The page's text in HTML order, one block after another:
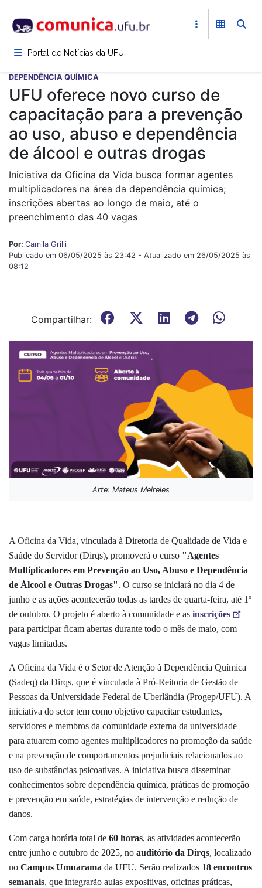
para
conteúdoPortal de Notícias da UFU
DEPENDÊNCIA QUÍMICA
UFU oferece novo curso de
capacitação para a prevenção
ao uso, abuso e dependência
de álcool e outras drogas
Iniciativa da Oficina da Vida busca formar agentes
multiplicadores na área da dependência química;
inscrições abertas ao longo de maio, até o
preenchimento das 40 vagas
Por: Camila Grilli
Publicado em 06/05/2025 às 23:42 - Atualizado em 26/05/2025 às
08:12
Compartilhar:
Arte: Mateus Meireles
A Oficina da Vida, vinculada à Diretoria de Qualidade de Vida e
Saúde do Servidor (Dirqs), promoverá o curso "Agentes
Multiplicadores em Prevenção ao Uso, Abuso e Dependência
de Álcool e Outras Drogas". O curso se iniciará no dia 4 de
junho e as ações acontecerão todas as tardes de quarta-feira, até 1º
de outubro. O projeto é aberto à comunidade e as inscrições
para participar ficam abertas durante todo o mês de maio, com
vagas limitadas.
A Oficina da Vida é o Setor de Atenção à Dependência Química
(Sadeq) da Dirqs, que é vinculada à Pró-Reitoria de Gestão de
Pessoas da Universidade Federal de Uberlândia (Progep/UFU). A
iniciativa do setor tem como objetivo capacitar estudantes,
servidores e membros da comunidade externa da universidade
para atuarem como agentes multiplicadores na promoção da saúde
e na prevenção de comportamentos prejudiciais relacionados ao
uso de substâncias psicoativas. A iniciativa busca disseminar
conhecimentos sobre dependência química, práticas de promoção
e prevenção em saúde, estratégias de intervenção e redução de
danos.
Com carga horária total de 60 horas, as atividades acontecerão
entre junho e outubro de 2025, no auditório da Dirqs, localizado
no Campus Umuarama da UFU. Serão realizados 18 encontros
semanais, que integrarão aulas expositivas, oficinas práticas,